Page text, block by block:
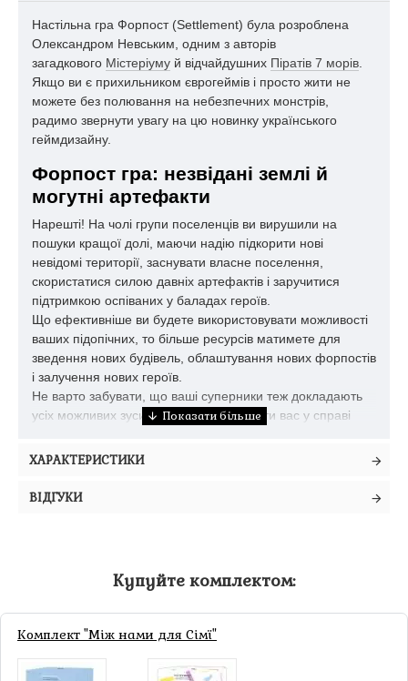
Настільна гра Форпост (Settlement) була розроблена
Олександром Невським, одним з авторів
загадкового Містеріуму й відчайдушних Піратів 7 морів
Якщо ви є прихильником єврогеймів і просто жити не
можете без полювання на небезпечних монстрів,
радимо звернути увагу на цю новинку українського
геймдизайну.
Форпост гра: незвідані землі й
могутні артефакти
Нарешті! На чолі групи поселенців ви вирушили на
пошуки кращої долі, маючи надію підкорити нові
невідомі території, заснувати власне поселення,
скористатися силою давніх артефактів і заручитися
підтримкою оспіваних у баладах героїв.
Що ефективніше ви будете використовувати можливості
ваших підопічних, то більше ресурсів матимете для
зведення нових будівель, облаштування нових форпостів
і залучення нових героїв.
Не варто забувати, що ваші суперники теж докладають
усіх можливих зусиль, щоб перевершити вас у справі
вас здобуде можливість неподільно володарювати над
Форпост. Ігровий процес
Зведення будівлі. (Розширюйте ваше поселення й
відкривайте нові можливості для поселенців.)
Дослідження територій. (Відряджайте підопічних на
пошуки дорогоцінних ресурсів і потаємних місцин.)
ХАРАКТЕРИСТИКИ
ВІДГУКИ
Купуйте комплектом:
Комплект "Між нами для Сімї"